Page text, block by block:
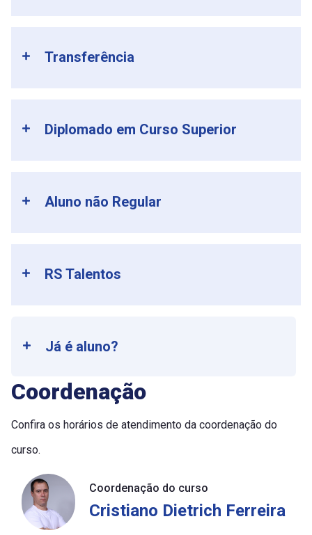
Transferência
Diplomado em Curso Superior
Aluno não Regular
RS Talentos
Já é aluno?
Coordenação
Confira os horários de atendimento da coordenação do
curso.
Coordenação do curso
Cristiano Dietrich Ferreira